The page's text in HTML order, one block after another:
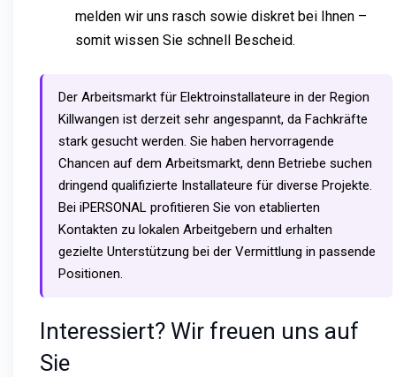
melden wir uns rasch sowie diskret bei Ihnen –
somit wissen Sie schnell Bescheid.
Der Arbeitsmarkt für Elektroinstallateure in der Region
Killwangen ist derzeit sehr angespannt, da Fachkräfte
stark gesucht werden. Sie haben hervorragende
Chancen auf dem Arbeitsmarkt, denn Betriebe suchen
dringend qualifizierte Installateure für diverse Projekte.
Bei iPERSONAL profitieren Sie von etablierten
Kontakten zu lokalen Arbeitgebern und erhalten
gezielte Unterstützung bei der Vermittlung in passende
Positionen.
Interessiert? Wir freuen uns auf
Sie